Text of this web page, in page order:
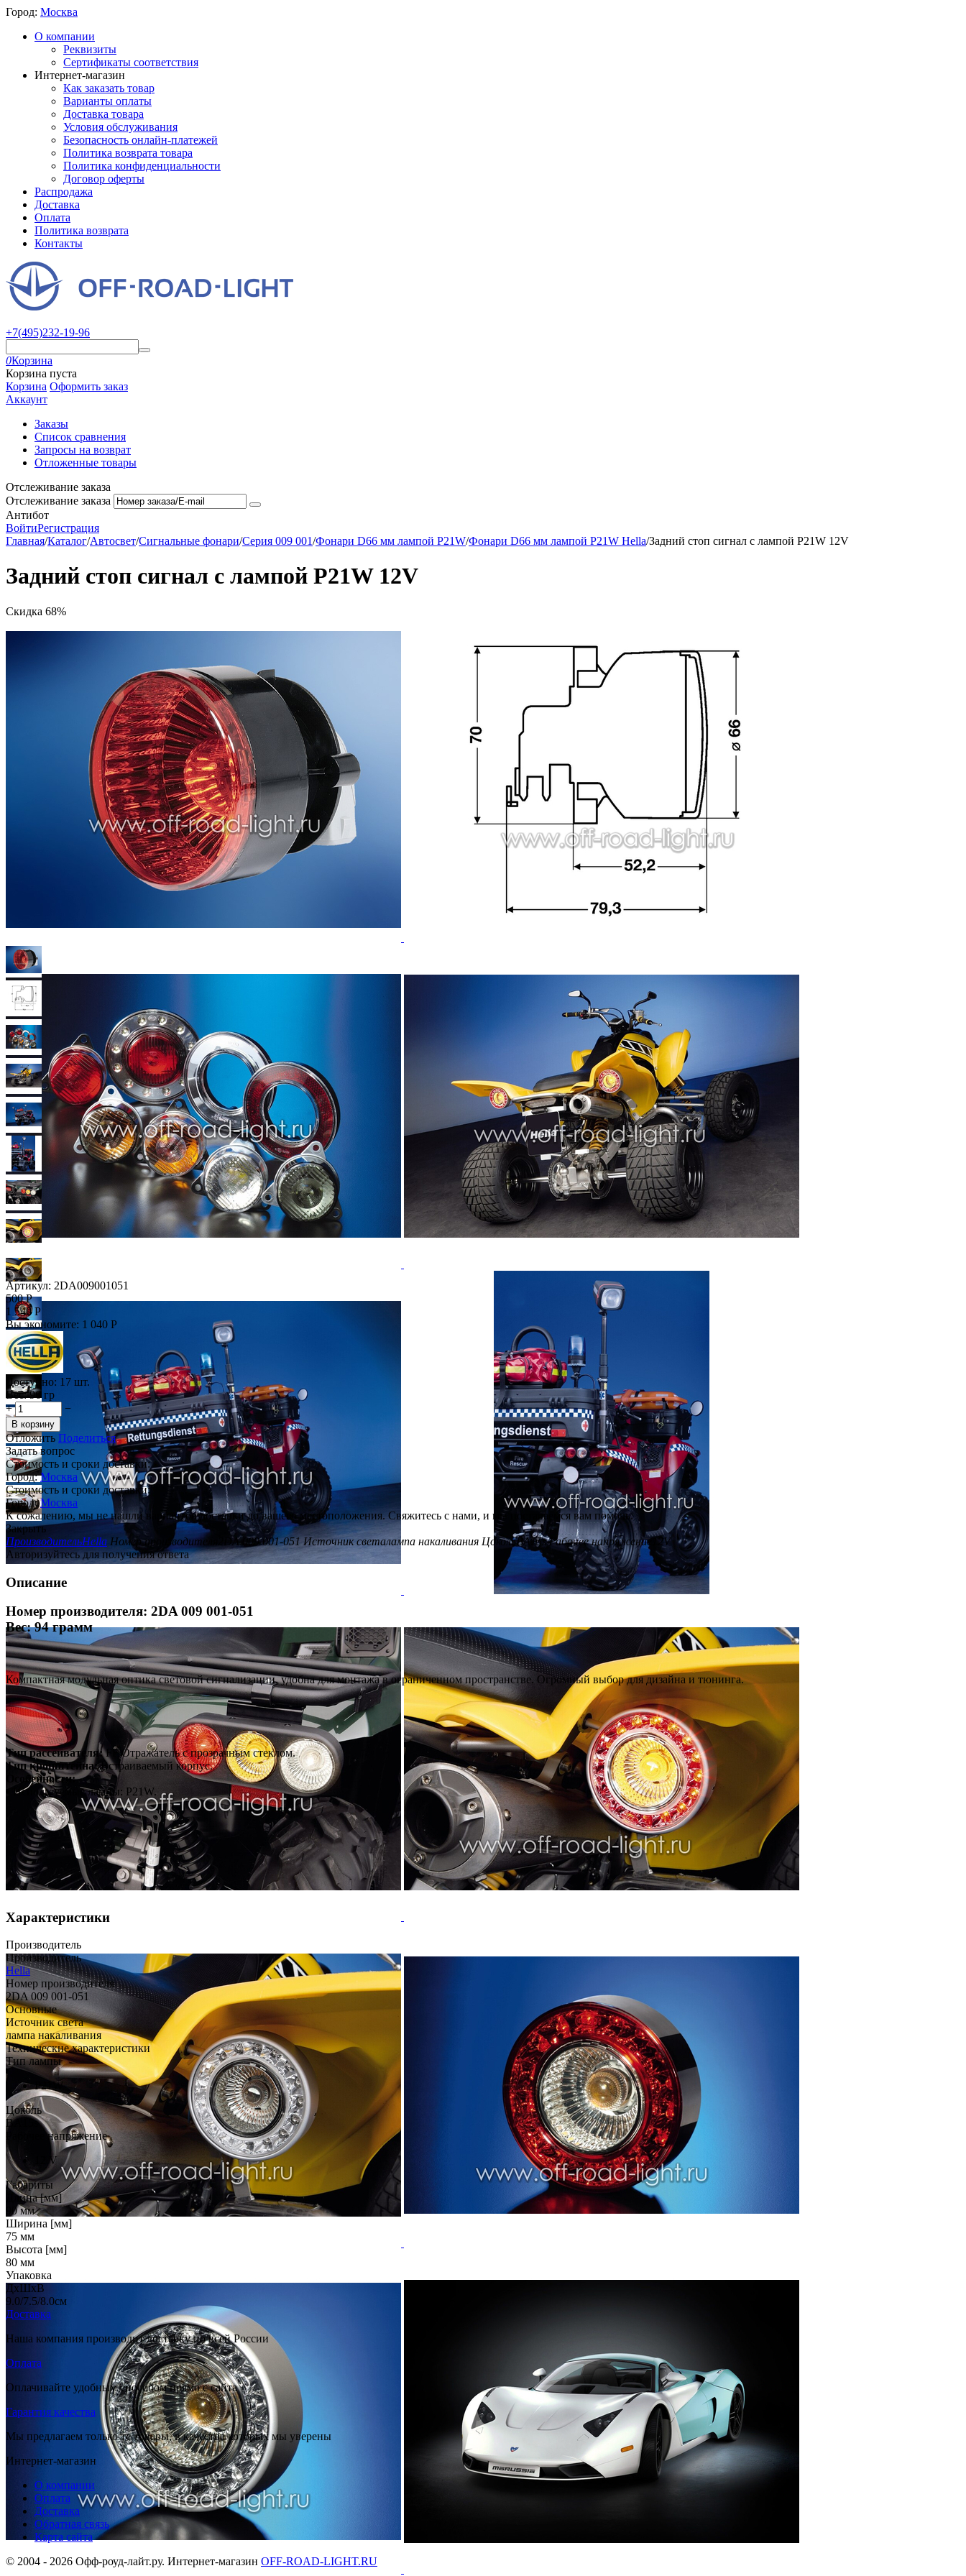
Город: Москва
О компании
Реквизиты
Сертификаты соответствия
Интернет-магазин
Как заказать товар
Варианты оплаты
Доставка товара
Условия обслуживания
Безопасность онлайн-платежей
Политика возврата товара
Политика конфиденциальности
Договор оферты
Распродажа
Доставка
Оплата
Политика возврата
Контакты
+7(495)232-19-96
0Корзина
Корзина пуста
Корзина Оформить заказ
Аккаунт
Заказы
Список сравнения
Запросы на возврат
Отложенные товары
Отслеживание заказа
Отслеживание заказа
Антибот
ВойтиРегистрация
Главная/Каталог/Автосвет/Сигнальные фонари/Серия 009 001/Фонари D66 мм лампой P21W/Фонари D66 мм лампой P21W Hella/Задний стоп сигнал с лампой P21W 12V
Задний стоп сигнал с лампой P21W 12V
Скидка 68%
Артикул: 2DA009001051
500 Р
1 540 Р
Вы экономите: 1 040 Р
Доступно: 17 шт.
Вес: 96 гр
+
−
В корзину
Отложить Поделиться
Задать вопрос
Стоимость и сроки доставки:
Город:Москва
Стоимость и сроки доставки:
Город:Москва
К сожалению, мы не нашли вариантов доставки до вашего местоположения. Свяжитесь с нами, и мы постараемся вам помочь.
Закрыть
ПроизводительHella Номер производителя 2DA 009 001-051 Источник светалампа накаливания ЦокольBA15s Рабочее напряжение
12V
Авторизуйтесь для получения ответа
Описание
Номер производителя: 2DA 009 001-051
Вес: 94 грамм
Компактная модульная оптика световой сигнализации, удобна для монтажа в ограниченном пространстве. Огромный выбор для дизайна и тюнинга.
Тип рассеивателя:FF Отражатель с прозрачным стеклом.
Тип кронштейна:Встраиваемый корпус.
Особенности:
• Используемые лампы: P21W.
Характеристики
Производитель
Производитель
Hella
Номер производителя
2DA 009 001-051
Основные
Источник света
лампа накаливания
Технические характеристики
Tип лампы
P21W
Цоколь
BA15s
Рабочее напряжение
V
Габариты
Длина [мм]
90мм
Ширина [мм]
75 мм
Высота [мм]
80 мм
Упаковка
ДхШхВ
9.0/7.5/8.0см
Доставка
Наша компания производит доставку по всей России
Оплата
Оплачивайте удобным способом прямо с сайта
Гарантия качества
Мы предлагаем только те товары, в качестве которых мы уверены
Интернет-магазин
О компании
Оплата
Доставка
Обратная связь
Карта сайта
© 2004 - 2026 Офф-роуд-лайт.ру. Интернет-магазин OFF-ROAD-LIGHT.RU